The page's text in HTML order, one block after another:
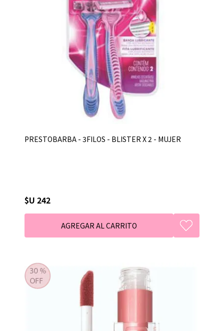
PRESTOBARBA - 3FILOS - BLISTER X 2 - MUJER
$U 242